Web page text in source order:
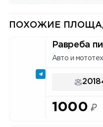
ПОХОЖИЕ
Равреба
Авто и
1000 ₽